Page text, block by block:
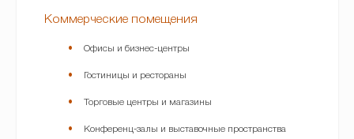
Коммерческие помещения
Офисы и бизнес-центры
Гостиницы и рестораны
Торговые центры и магазины
Конференц-залы и выставочные пространства